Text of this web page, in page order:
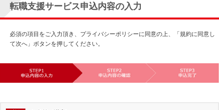
転職支援サービス申込内容の入力
必須の項目をご入力頂き、プライバシーポリシーに同意の上、「規約に同意し
て次へ」ボタンを押してください。